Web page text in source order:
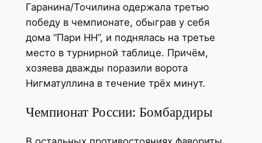
Гаранина/Точилина одержала третью
победу в чемпионате, обыграв у себя
дома “Пари НН”, и поднялась на третье
место в турнирной таблице. Причём,
хозяева дважды поразили ворота
Нигматуллина в течение трёх минут.
Чемпионат России: Бомбардиры